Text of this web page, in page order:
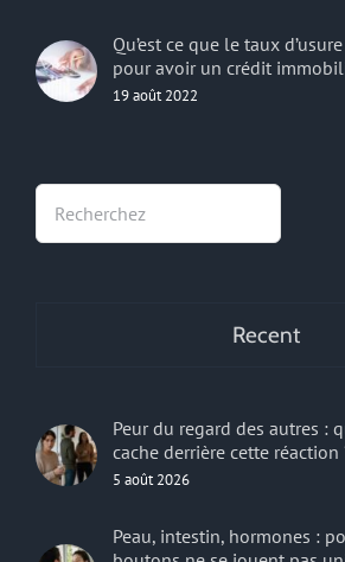
Qu’est ce que le taux
pour avoir un crédit
19 août 2022
Recent
Peur du regard des autres :
cache derrière cette réaction
5 août 2026
Peau, intestin, hormones :